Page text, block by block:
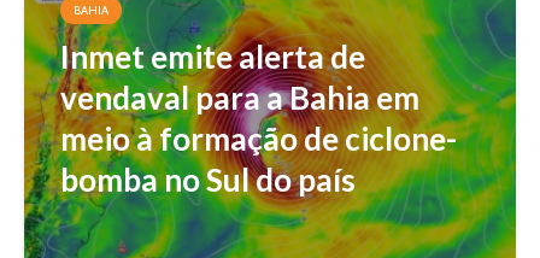
BAHIA
Inmet emite alerta de
vendaval para a Bahia em
meio à formação de ciclone-
bomba no Sul do país